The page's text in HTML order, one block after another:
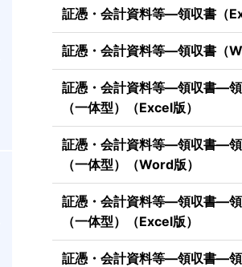
証憑・会計資料等―領収書（
証憑・会計資料等―領収書（
証憑・会計資料等―領収書―
（一体型）（Excel版）
証憑・会計資料等―領収書―
（一体型）（Word版）
証憑・会計資料等―領収書―
（一体型）（Excel版）
証憑・会計資料等―領収書―